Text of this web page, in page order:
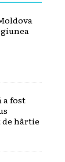
a fost
de hârtie